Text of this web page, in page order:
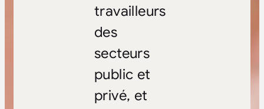
travailleurs
des
secteurs
public et
privé, et